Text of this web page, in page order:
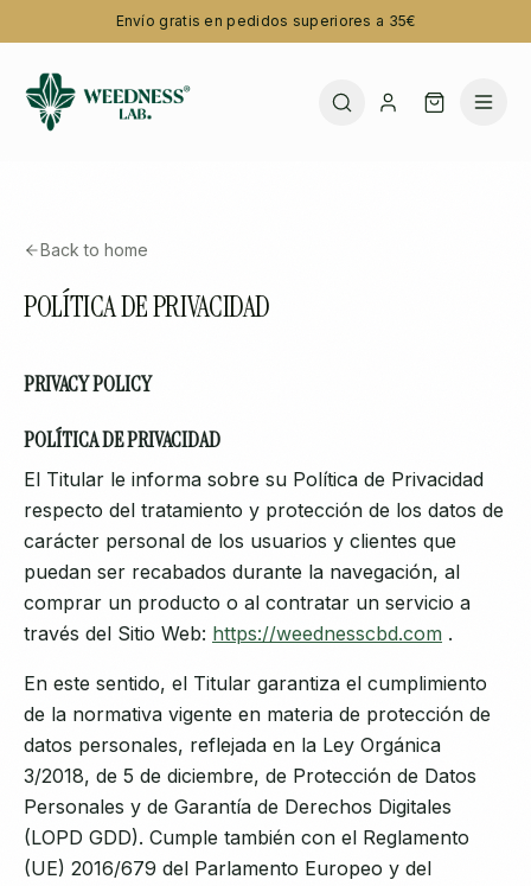
Envío gratis en pedidos superiores a 35€
Back to home
POLÍTICA DE PRIVACIDAD
PRIVACY POLICY
POLÍTICA DE PRIVACIDAD
El Titular le informa sobre su Política de Privacidad
respecto del tratamiento y protección de los datos de
carácter personal de los usuarios y clientes que
puedan ser recabados durante la navegación, al
comprar un producto o al contratar un servicio a
través del Sitio Web: https://weednesscbd.com .
En este sentido, el Titular garantiza el cumplimiento
de la normativa vigente en materia de protección de
datos personales, reflejada en la Ley Orgánica
3/2018, de 5 de diciembre, de Protección de Datos
Personales y de Garantía de Derechos Digitales
(LOPD GDD). Cumple también con el Reglamento
(UE) 2016/679 del Parlamento Europeo y del